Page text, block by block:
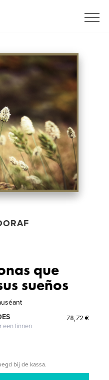
que
sueños
een linnen
78,72 €
bij de kassa.